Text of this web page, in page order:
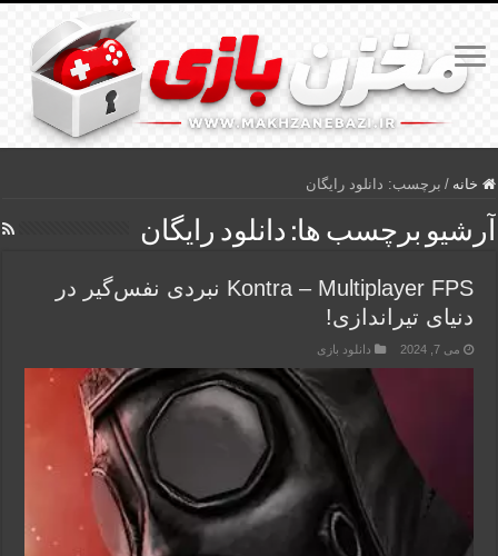
خانه / برچسب: دانلود رایگان
آرشیو برچسب ها: دانلود رایگان
Kontra – Multiplayer FPS نبردی نفس‌گیر در
دنیای تیراندازی!
می 7, 2024 دانلود بازی